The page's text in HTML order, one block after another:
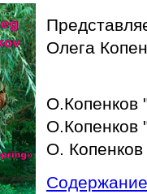
Олега
О.Копенков
О.Копенков
О. Копенков
Содержание